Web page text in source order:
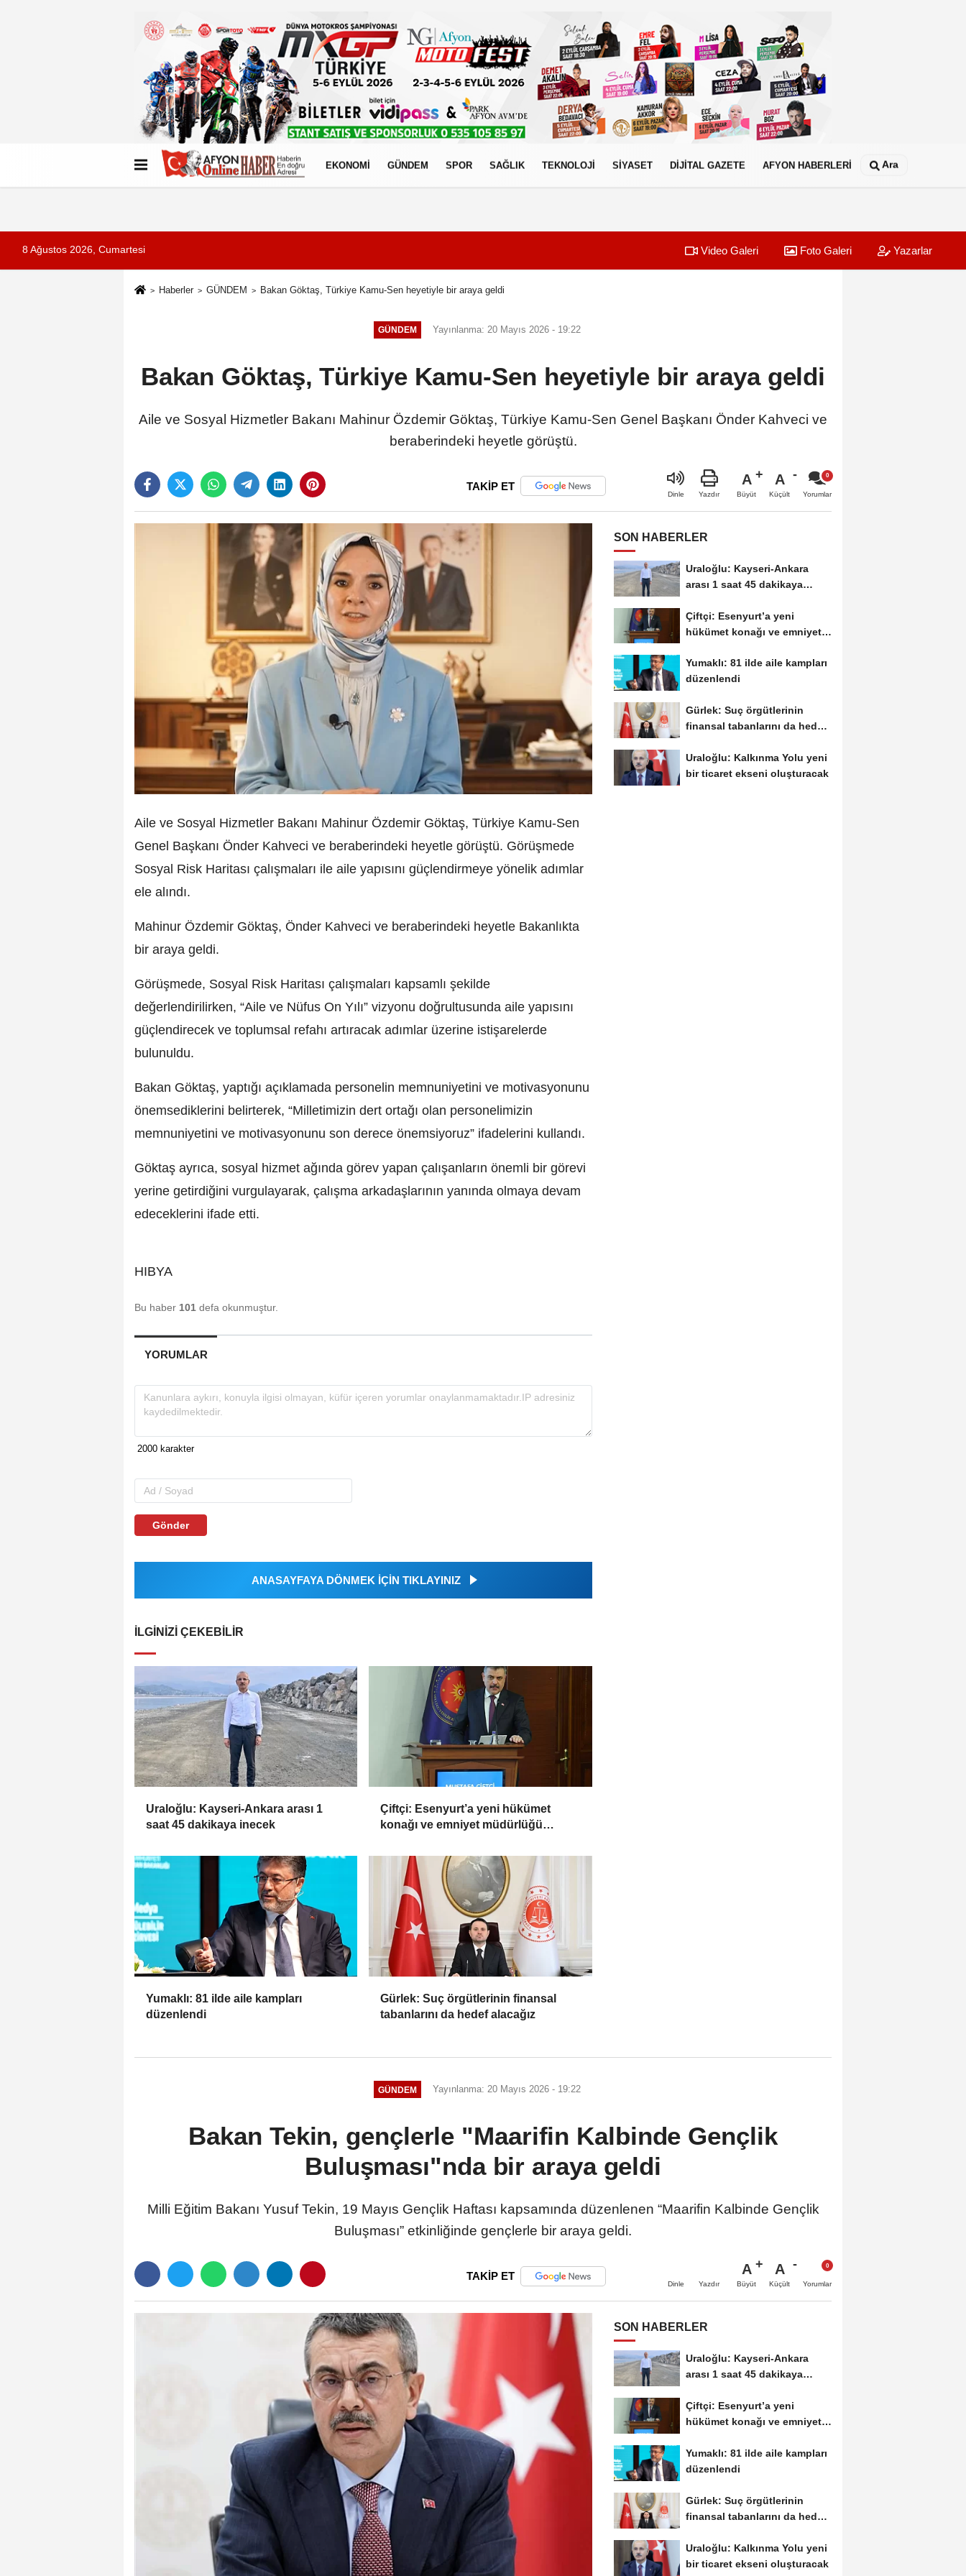
Künye İletişim Çerez Politikası
EKONOMİ GÜNDEM SPOR SAĞLIK TEKNOLOJİ SİYASET DİJİTAL GAZETE AFYON HABERLERİ Ara
8 Ağustos 2026, Cumartesi Video Galeri Foto Galeri Yazarlar
Haberler GÜNDEM Bakan Göktaş, Türkiye Kamu-Sen heyetiyle bir araya geldi
GÜNDEM Yayınlanma: 20 Mayıs 2026 - 19:22
Bakan Göktaş, Türkiye Kamu-Sen heyetiyle bir araya geldi
Aile ve Sosyal Hizmetler Bakanı Mahinur Özdemir Göktaş, Türkiye Kamu-Sen Genel Başkanı Önder Kahveci ve
beraberindeki heyetle görüştü.
TAKİP ET
Dinle Yazdır
A
Büyüt
A
Küçült Yorumlar
Aile ve Sosyal Hizmetler Bakanı Mahinur Özdemir Göktaş, Türkiye Kamu-Sen
Genel Başkanı Önder Kahveci ve beraberindeki heyetle görüştü. Görüşmede
Sosyal Risk Haritası çalışmaları ile aile yapısını güçlendirmeye yönelik adımlar
ele alındı.
Mahinur Özdemir Göktaş, Önder Kahveci ve beraberindeki heyetle Bakanlıkta
bir araya geldi.
Görüşmede, Sosyal Risk Haritası çalışmaları kapsamlı şekilde
değerlendirilirken, “Aile ve Nüfus On Yılı” vizyonu doğrultusunda aile yapısını
güçlendirecek ve toplumsal refahı artıracak adımlar üzerine istişarelerde
bulunuldu.
Bakan Göktaş, yaptığı açıklamada personelin memnuniyetini ve motivasyonunu
önemsediklerini belirterek, “Milletimizin dert ortağı olan personelimizin
memnuniyetini ve motivasyonunu son derece önemsiyoruz” ifadelerini kullandı.
Göktaş ayrıca, sosyal hizmet ağında görev yapan çalışanların önemli bir görevi
yerine getirdiğini vurgulayarak, çalışma arkadaşlarının yanında olmaya devam
edeceklerini ifade etti.
HIBYA
Bu haber 101 defa okunmuştur.
YORUMLAR
Gönder
ANASAYFAYA DÖNMEK İÇİN TIKLAYINIZ
İLGINIZI ÇEKEBILIR
Uraloğlu: Kayseri-Ankara arası 1
saat 45 dakikaya inecek
Çiftçi: Esenyurt’a yeni hükümet
konağı ve emniyet müdürlüğü
Yumaklı: 81 ilde aile kampları
düzenlendi
Gürlek: Suç örgütlerinin finansal
tabanlarını da hedef alacağız
SON HABERLER
Uraloğlu: Kayseri-Ankara
arası 1 saat 45 dakikaya
Çiftçi: Esenyurt’a yeni
hükümet konağı ve emniyet
Yumaklı: 81 ilde aile kampları
düzenlendi
Gürlek: Suç örgütlerinin
finansal tabanlarını da hedef
Uraloğlu: Kalkınma Yolu yeni
bir ticaret ekseni oluşturacak
GÜNDEM Yayınlanma: 20 Mayıs 2026 - 19:22
Bakan Tekin, gençlerle "Maarifin Kalbinde Gençlik
Buluşması"nda bir araya geldi
Milli Eğitim Bakanı Yusuf Tekin, 19 Mayıs Gençlik Haftası kapsamında düzenlenen “Maarifin Kalbinde Gençlik
Buluşması” etkinliğinde gençlerle bir araya geldi.
TAKİP ET
Dinle Yazdır
A
Büyüt
A
Küçült Yorumlar
SON HABERLER
Uraloğlu: Kayseri-Ankara
arası 1 saat 45 dakikaya
Çiftçi: Esenyurt’a yeni
hükümet konağı ve emniyet
Yumaklı: 81 ilde aile kampları
düzenlendi
Gürlek: Suç örgütlerinin
finansal tabanlarını da hedef
Uraloğlu: Kalkınma Yolu yeni
bir ticaret ekseni oluşturacak